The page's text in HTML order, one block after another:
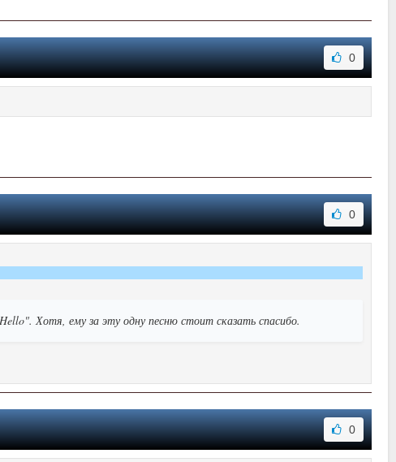
0
0
Хотя, ему за эту одну песню стоит сказать спасибо.
0